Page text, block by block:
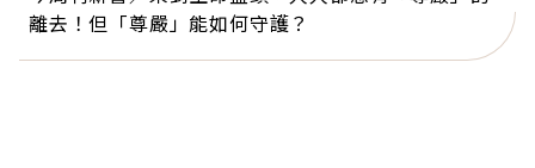
離去！但「尊嚴」能如何守護？